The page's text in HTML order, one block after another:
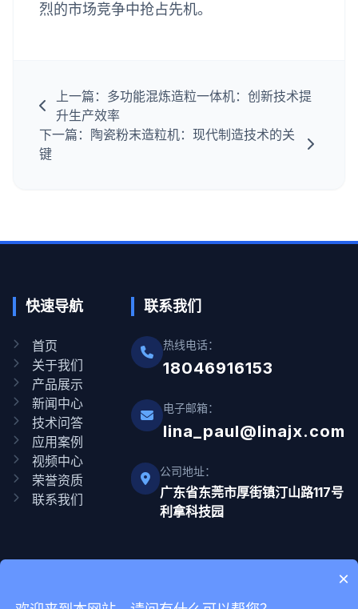
烈的市场竞争中抢占先机。
上一篇：多功能混炼造粒一体机：创新技术提
升生产效率
下一篇：陶瓷粉末造粒机：现代制造技术的关
键
快速导航
首页
关于我们
产品展示
新闻中心
技术问答
应用案例
视频中心
荣誉资质
联系我们
联系我们
热线电话：
18046916153
电子邮箱：
lina_paul@linajx.com
公司地址：
广东省东莞市厚街镇汀山路117号
利拿科技园
Copyright © 2012-2025 广东利拿实业有限公司 版权所有 网站备
×